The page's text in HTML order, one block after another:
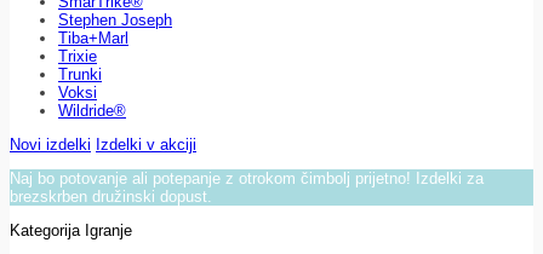
Stephen Joseph
Tiba+Marl
Trixie
Trunki
Voksi
Wildride®
Novi izdelki Izdelki v akciji
Naj bo potovanje ali potepanje z otrokom čimbolj prijetno! Izdelki za
brezskrben družinski dopust.
Kategorija Igranje